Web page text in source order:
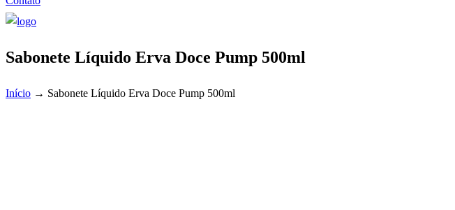
Sabonete Líquido Erva Doce Pump 500ml
Início → Sabonete Líquido Erva Doce Pump 500ml